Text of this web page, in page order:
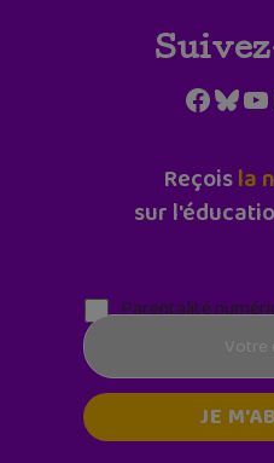
Reçoisla
sur
Parentalité